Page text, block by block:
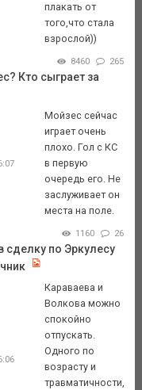
плакать от
того,что стала
взрослой))
8460 265
Кто сыграет за
Мойзес сейчас
играет очень
плохо. Гол с КС
в первую
очередь его. Не
заслуживает он
места на поле.
1160 26
сделку по Эркулесу
Караваева и
Волкова можно
спокойно
отпускать.
Одного по
возрасту и
травматичности,